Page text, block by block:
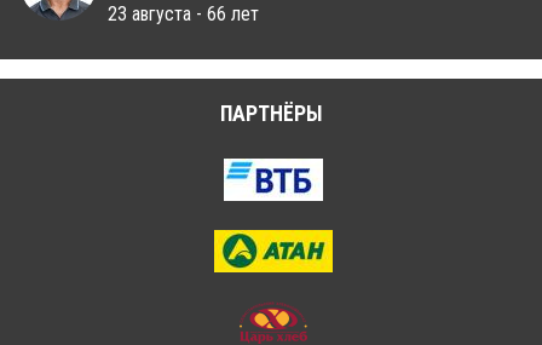
23 августа - 66 лет
ПАРТНЁРЫ